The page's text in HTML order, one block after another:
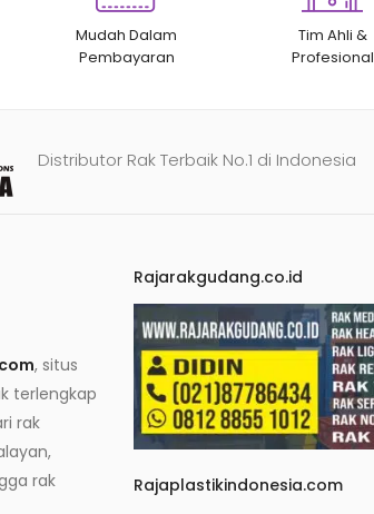
Mudah Dalam
Pembayaran
Tim Ahli &
Profesional
Distributor Rak Terbaik No.1 di Indonesia
, situs
terlengkap
rak
rak
Rajarakgudang.co.id
Rajaplastikindonesia.com